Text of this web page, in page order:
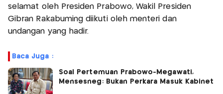
selamat oleh Presiden Prabowo, Wakil Presiden
Gibran Rakabuming diikuti oleh menteri dan
undangan yang hadir.
Baca Juga :
Soal Pertemuan Prabowo-Megawati,
Mensesneg: Bukan Perkara Masuk Kabinet